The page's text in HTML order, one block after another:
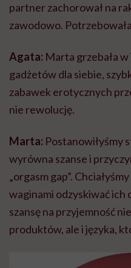
partner zachorował na
zawodowo.
Agata: Marta grzebała
gadżetów dla siebie,
zabawek erotycznych
nie rewolucję.
Marta: Postanowiłyśmy
wyrówna szanse i
„orgasmgap”.
waginami odzyskiwać ich
szansę na przyjemność
produktów, ale i języka,